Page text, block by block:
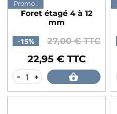
Promo !
Foret étagé 4 à 12
mm
-15%
Prix de base
27,00 € TTC
22,95 € TTC
- +